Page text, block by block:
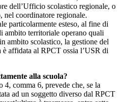
dell’Ufficio scolastico regionale, o
nel coordinatore regionale.
particolarmente esteso, al fine di
territoriale operano quali
ambito scolastico, la gestione del
è affidata al RPCT ossia l’USR di
alla scuola?
comma 6, prevede che, se la
ad un soggetto diverso dal RPCT